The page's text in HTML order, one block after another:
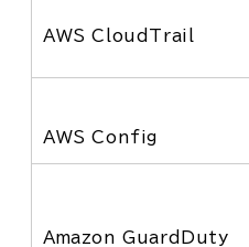
AWS CloudTrail
AWS Config
Amazon GuardDuty